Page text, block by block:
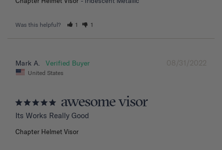
Was this helpful? 1 1
08/31/2022
Mark A.
United States
awesome visor
Its Works Really Good
Chapter Helmet Visor